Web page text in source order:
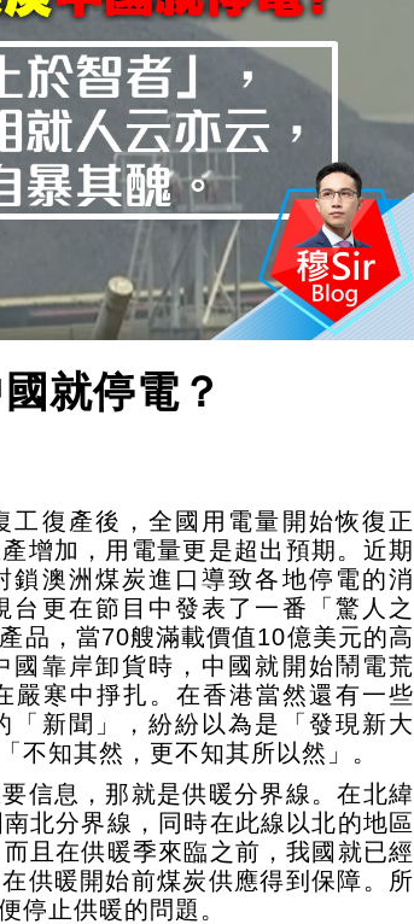
就停電？
工復產後，全國用電量開始恢復正
增加，用電量更是超出預期。近期
鎖澳洲煤炭進口導致各地停電的消
台更在節目中發表了一番「驚人之
品，當70艘滿載價值10億美元的高
國靠岸卸貨時，中國就開始鬧電荒
嚴寒中掙扎。在香港當然還有一些
「新聞」，紛紛以為是「發現新大
不知其然，更不知其所以然」。
信息，那就是供暖分界線。在北緯
北分界線，同時在此線以北的地區
且在供暖季來臨之前，我國就已經
供暖開始前煤炭供應得到保障。所
停止供暖的問題。